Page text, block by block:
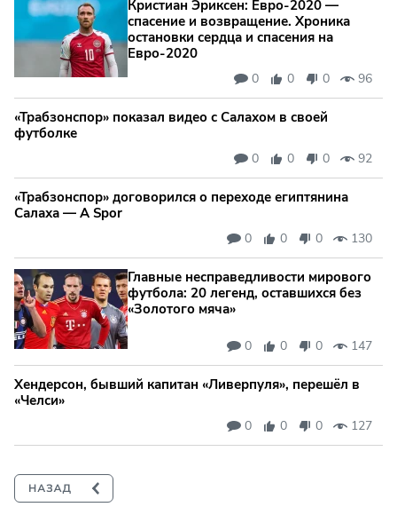
Кристиан Эриксен: Евро‑2020 —
спасение и возвращение. Хроника
остановки сердца и спасения на
Евро‑2020
0 0 0 96
«Трабзонспор» показал видео с Салахом в своей
футболке
0 0 0 92
«Трабзонспор» договорился о переходе египтянина
Салаха — A Spor
0 0 0 130
Главные несправедливости мирового
футбола: 20 легенд, оставшихся без
«Золотого мяча»
0 0 0 147
Хендерсон, бывший капитан «Ливерпуля», перешёл в
«Челси»
0 0 0 127